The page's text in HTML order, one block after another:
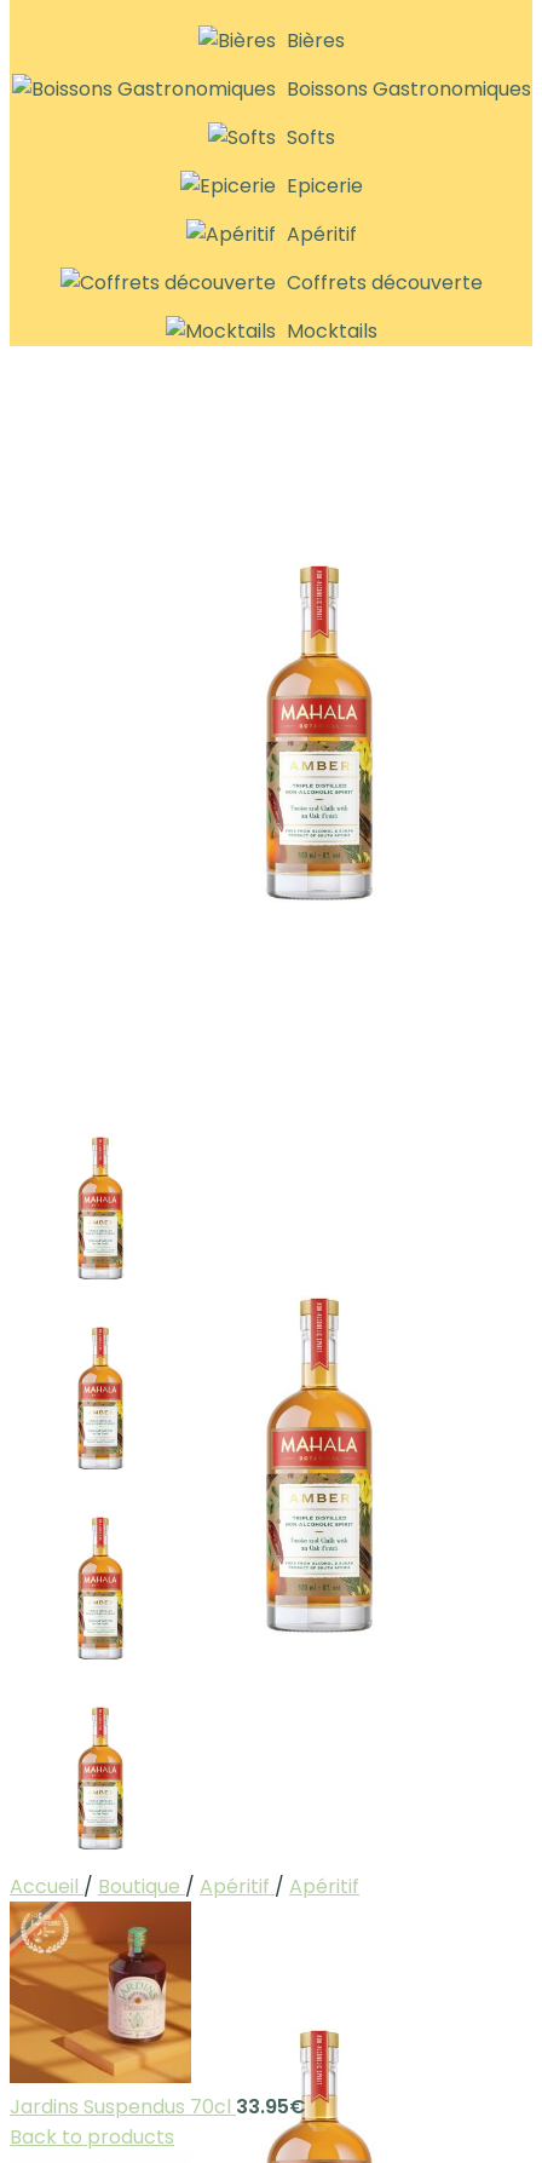
Bières
Boissons Gastronomiques
Softs
Epicerie
Apéritif
Coffrets découverte
Mocktails
Accueil / Boutique / Apéritif / Apéritif
Jardins Suspendus 70cl 33.95€
Back to products